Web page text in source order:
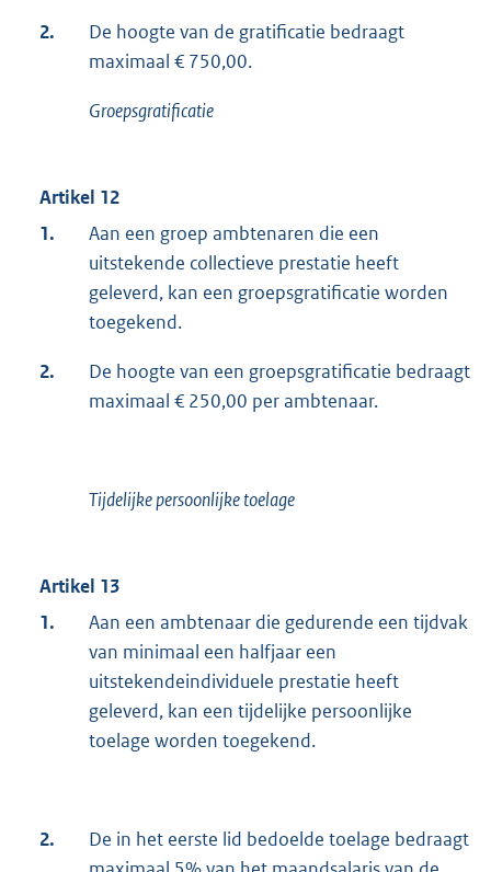
2.
De hoogte van de gratificatie bedraagt
maximaal € 750,00.
Groepsgratificatie
Artikel 12
1.
Aan een groep ambtenaren die een
uitstekende collectieve prestatie heeft
geleverd, kan een groepsgratificatie worden
toegekend.
2.
De hoogte van een groepsgratificatie bedraagt
maximaal € 250,00 per ambtenaar.
Tijdelijke persoonlijke toelage
Artikel 13
1.
Aan een ambtenaar die gedurende een tijdvak
van minimaal een halfjaar een
uitstekendeindividuele prestatie heeft
geleverd, kan een tijdelijke persoonlijke
toelage worden toegekend.
2.
De in het eerste lid bedoelde toelage bedraagt